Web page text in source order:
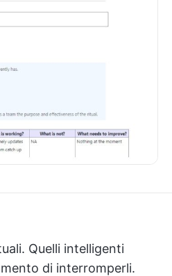
Quelli intelligenti
di interromperli.